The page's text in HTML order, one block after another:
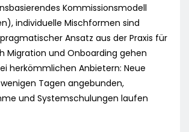
Kommissionsmodell
individuelle Mischformen sind
Ansatz aus der Praxis für
Migration und Onboarding gehen
herkömmlichen Anbietern: Neue
Tagen angebunden,
und Systemschulungen laufen